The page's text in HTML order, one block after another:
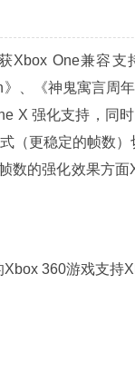
One兼容支
、《神鬼寓言周
X 强化支持，同
（更稳定的帧数
数的强化效果方
360游戏支持